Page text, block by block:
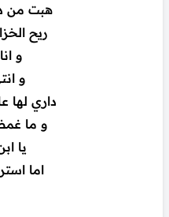
هبت من
ريح
و
و
داري لها
و ما
يا
اما